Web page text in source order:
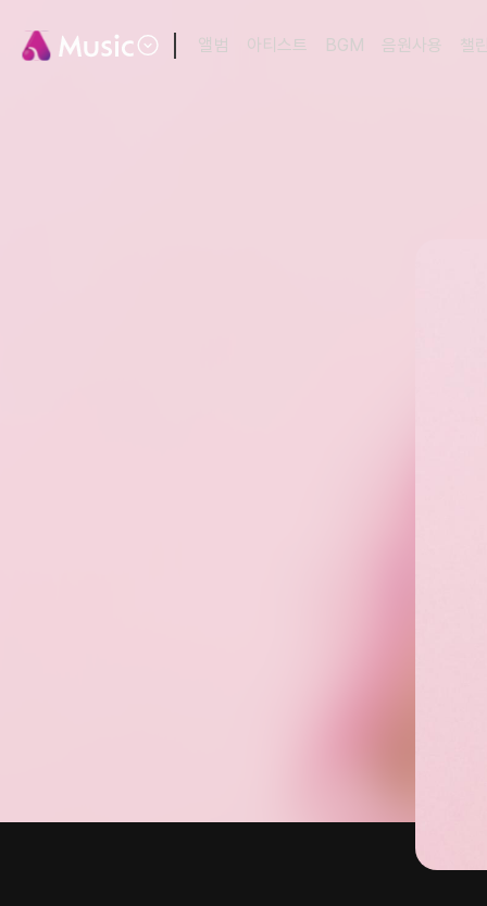
앨범 아티스트 BGM 음원사용 챌